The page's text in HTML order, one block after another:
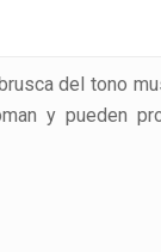
del tono
y pueden